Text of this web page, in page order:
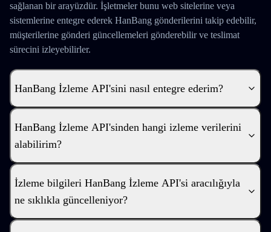
sağlanan bir arayüzdür. İşletmeler bunu web sitelerine veya
sistemlerine entegre ederek HanBang gönderilerini takip edebilir,
müşterilerine gönderi güncellemeleri gönderebilir ve teslimat
sürecini izleyebilirler.
HanBang İzleme API'sini nasıl entegre ederim?
HanBang İzleme API'sinden hangi izleme verilerini
alabilirim?
İzleme bilgileri HanBang İzleme API'si aracılığıyla
ne sıklıkla güncelleniyor?